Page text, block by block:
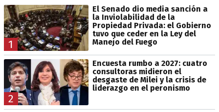
1
El Senado dio media sanción a
la Inviolabilidad de la
Propiedad Privada: el Gobierno
tuvo que ceder en la Ley del
Manejo del Fuego
2
Encuesta rumbo a 2027: cuatro
consultoras midieron el
desgaste de Milei y la crisis de
liderazgo en el peronismo